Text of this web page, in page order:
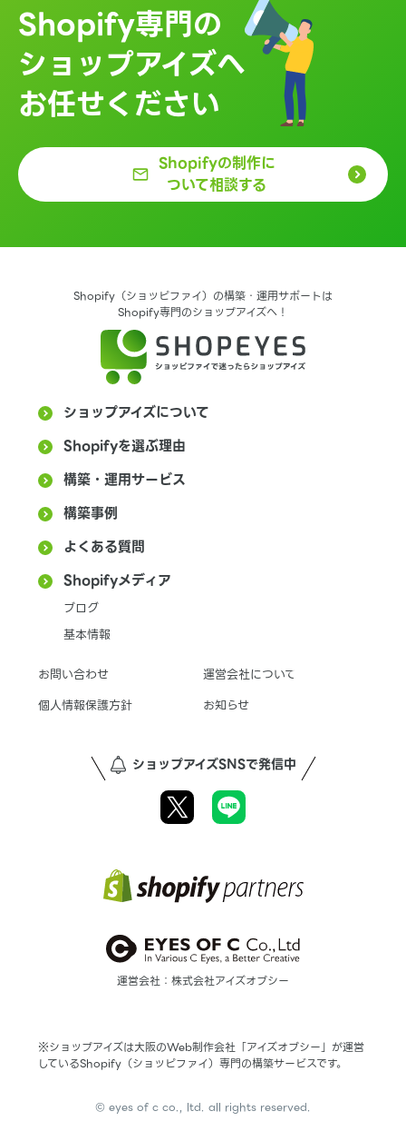
Shopify専門の
ショップアイズへ
お任せください
Shopifyの制作に
ついて相談する
Shopify（ショッピファイ）の構築・運用サポートは
Shopify専門のショップアイズへ！
ショップアイズについて
Shopifyを選ぶ理由
構築・運用サービス
構築事例
よくある質問
Shopifyメディア
ブログ
基本情報
お問い合わせ
運営会社について
個人情報保護方針
お知らせ
ショップアイズSNSで発信中
運営会社：株式会社アイズオブシー
※ショップアイズは大阪のWeb制作会社「アイズオブシー」が運営
しているShopify（ショッピファイ）専門の構築サービスです。
© eyes of c co., ltd. all rights reserved.